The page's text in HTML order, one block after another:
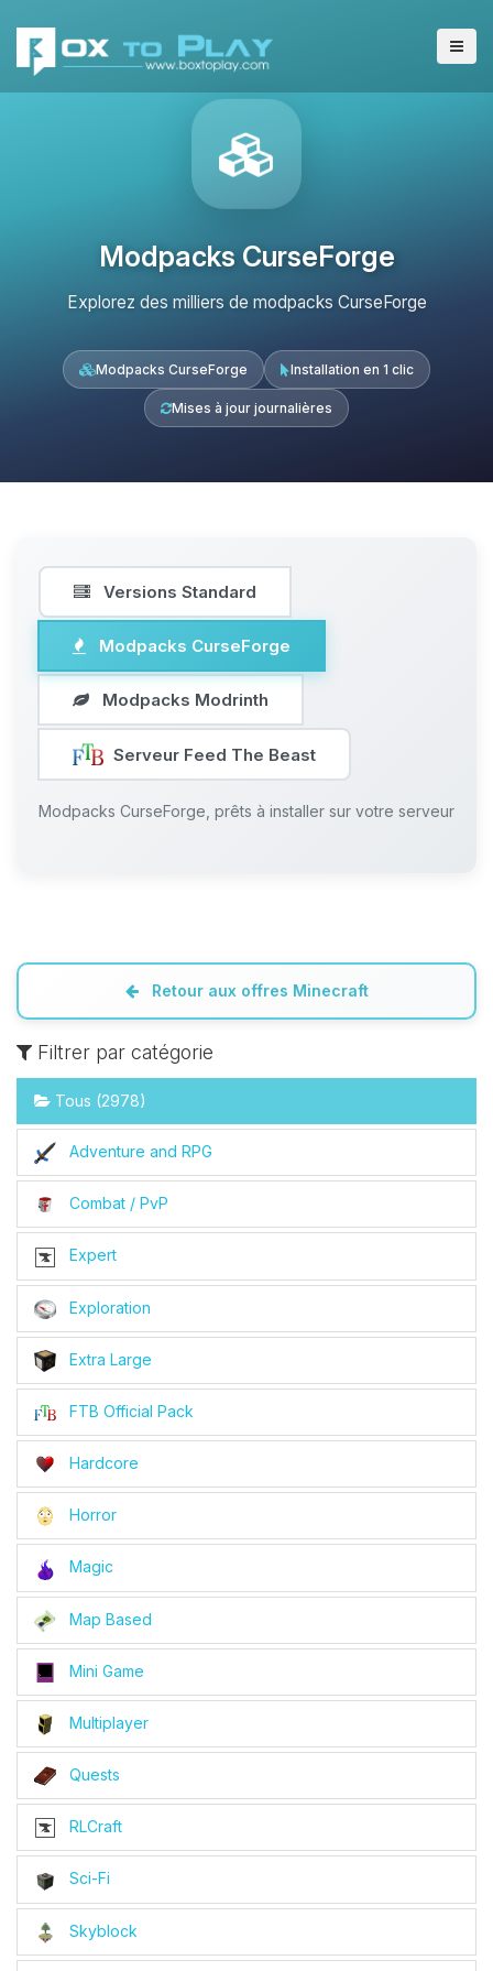
Modpacks CurseForge
Explorez des milliers de modpacks CurseForge
Modpacks CurseForge Installation en 1 clic
Mises à jour journalières
Versions Standard
Modpacks CurseForge
Modpacks Modrinth
Serveur Feed The Beast
Modpacks CurseForge, prêts à installer sur votre serveur
Retour aux offres Minecraft
Filtrer par catégorie
Tous (2978)
Adventure and RPG
Combat / PvP
Expert
Exploration
Extra Large
FTB Official Pack
Hardcore
Horror
Magic
Map Based
Mini Game
Multiplayer
Quests
RLCraft
Sci-Fi
Skyblock